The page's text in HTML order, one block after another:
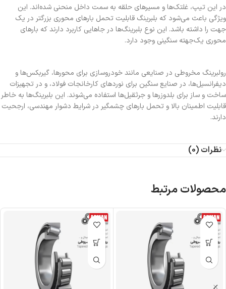
در این تیپ، غلتک‌ها و مسیرهای حلقه به سمت داخل منحنی شده‌اند. این
ویژگی باعث می‌شود که بلبرینگ قابلیت تحمل بارهای محوری بزرگتر در یک
جهت را داشته باشد. این نوع بلبرینگ‌ها در جاهایی کاربرد دارند که بارهای
محوری یک‌جهته سنگینی وجود دارد.
رولبرینگ‌ مخروطی در صنایعی مانند خودروسازی برای محورها، گیربکس‌ها و
دیفرانسیل‌ها، در صنایع سنگین برای نوردهای کارخانجات فولاد، و در تجهیزات
ساخت و ساز برای بلدوزرها و جرثقیل‌ها استفاده می‌شوند. این بلبرینگ‌ها به خاطر
قابلیت اطمینان بالا و تحمل بارهای چشمگیر در شرایط دشوار مهندسی، ارجحیت
دارند.
نظرات (0)
محصولات مرتبط